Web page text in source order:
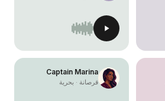
Captain Marina
قرصانة · بحرية